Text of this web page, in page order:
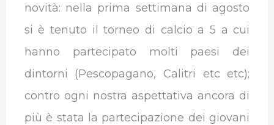
novità: nella prima settimana di agosto
si è tenuto il torneo di calcio a 5 a cui
hanno partecipato molti paesi dei
dintorni (Pescopagano, Calitri etc etc);
contro ogni nostra aspettativa ancora di
più è stata la partecipazione dei giovani